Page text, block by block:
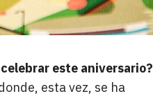
este aniversario?
esta vez, se ha